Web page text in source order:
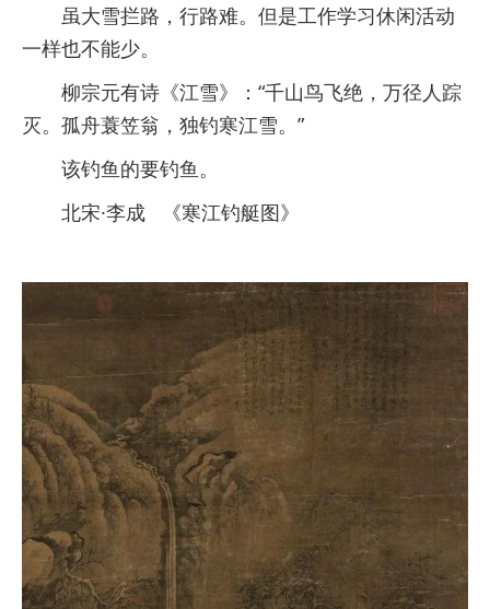
虽大雪拦路，行路难。但是工作学习休闲活动
一样也不能少。
柳宗元有诗《江雪》：“千山鸟飞绝，万径人踪
灭。孤舟蓑笠翁，独钓寒江雪。”
该钓鱼的要钓鱼。
北宋·李成 《寒江钓艇图》